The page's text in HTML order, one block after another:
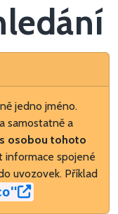
jedno jméno.
samostatně a
osobou tohoto
informace spojené
uvozovek. Příklad